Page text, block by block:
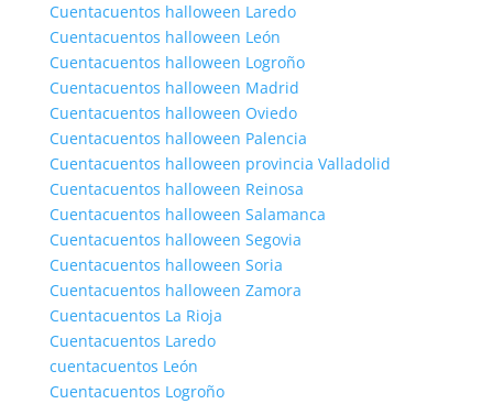
Cuentacuentos halloween Laredo
Cuentacuentos halloween León
Cuentacuentos halloween Logroño
Cuentacuentos halloween Madrid
Cuentacuentos halloween Oviedo
Cuentacuentos halloween Palencia
Cuentacuentos halloween provincia Valladolid
Cuentacuentos halloween Reinosa
Cuentacuentos halloween Salamanca
Cuentacuentos halloween Segovia
Cuentacuentos halloween Soria
Cuentacuentos halloween Zamora
Cuentacuentos La Rioja
Cuentacuentos Laredo
cuentacuentos León
Cuentacuentos Logroño